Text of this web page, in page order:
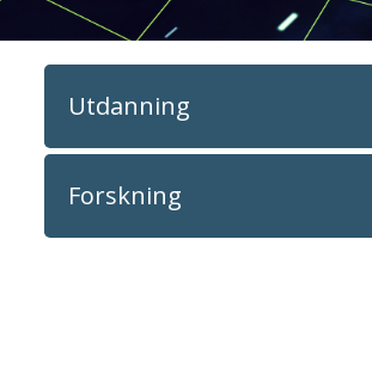
Utdanning
Forskning